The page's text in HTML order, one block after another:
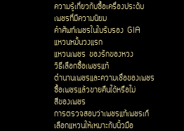
ความรู้เกี่ยวกับซื้อเครื่องประดับ
เพชรที่มีความนิยม
คำศัพท์เพชรในใบรับรอง GIA
แหวนหมั้นวงแรก
แหวนเพชร ของรักของหวง
วิธีเลือกซื้อเพชรแท้
ตำนานเพชรและความเชื่อของเพชร
ซื้อเพชรแล้วขายคืนได้หรือไม่
สีของเพชร
การตรวจสอบว่าเพชรแท้เพชรเก๊
เลือกแหวนให้เหมาะกับนิ้วมือ